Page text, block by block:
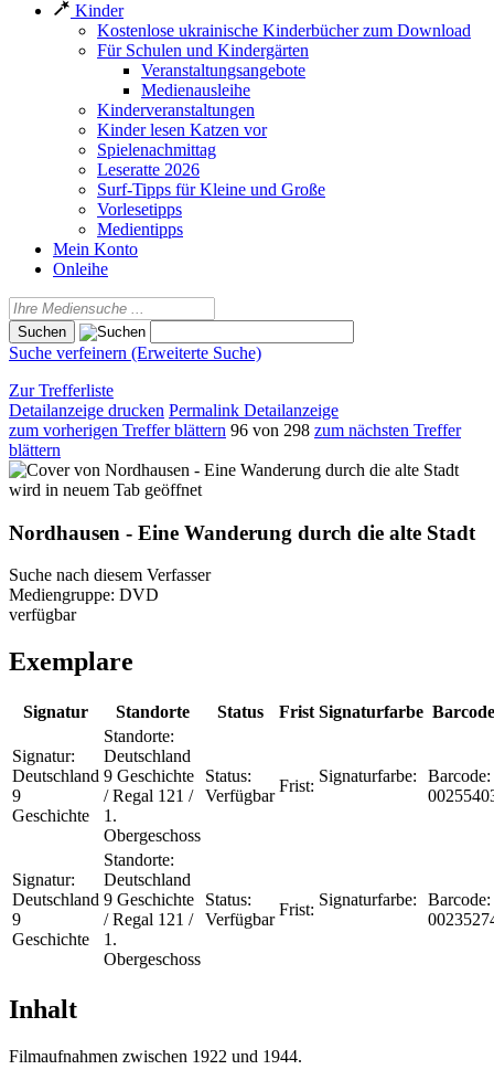
Kinder
Kostenlose ukrainische Kinderbücher zum Download
Für Schulen und Kindergärten
Veranstaltungsangebote
Medienausleihe
Kinderveranstaltungen
Kinder lesen Katzen vor
Spielenachmittag
Leseratte 2026
Surf-Tipps für Kleine und Große
Vorlesetipps
Medientipps
Mein Konto
Onleihe
Suche verfeinern (Erweiterte Suche)
Zur Trefferliste
Detailanzeige drucken Permalink Detailanzeige
zum vorherigen Treffer blättern 96 von 298 zum nächsten Treffer
blättern
wird in neuem Tab geöffnet
Nordhausen - Eine Wanderung durch die alte Stadt
Suche nach diesem Verfasser
Mediengruppe: DVD
verfügbar
Exemplare
Signatur Standorte Status Frist Signaturfarbe Barcode
Signatur:
Deutschland
9
Geschichte
Standorte:
Deutschland
9 Geschichte
/ Regal 121 /
1.
Obergeschoss
Status:
Verfügbar
Frist:
Signaturfarbe:
Barcode:
Signatur:
Deutschland
9
Geschichte
Standorte:
Deutschland
9 Geschichte
/ Regal 121 /
1.
Obergeschoss
Status:
Verfügbar
Frist:
Signaturfarbe:
Barcode:
Inhalt
Filmaufnahmen zwischen 1922 und 1944.